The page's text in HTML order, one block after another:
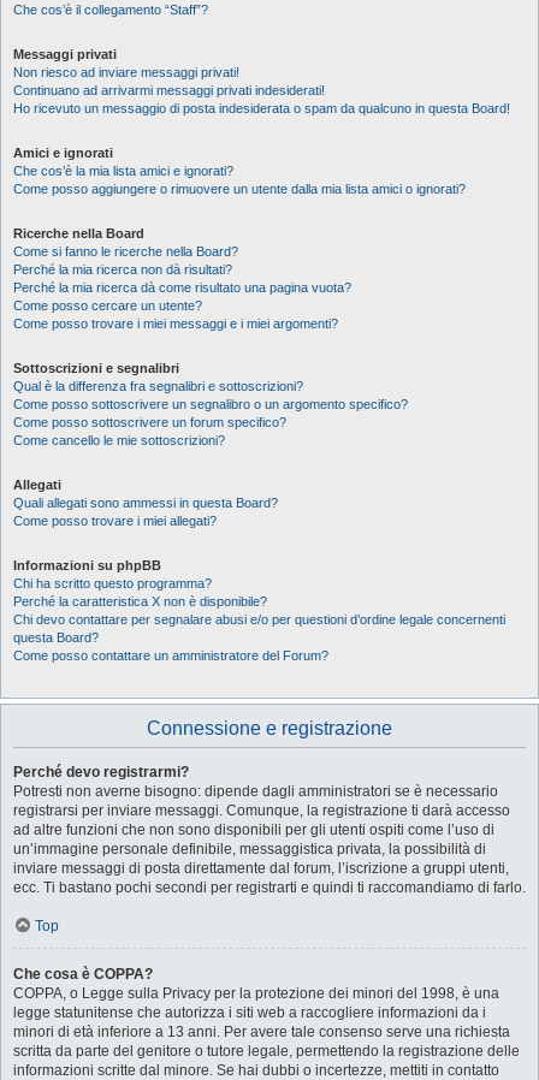
Che cos’è il collegamento “Staff”?
Messaggi privati
Non riesco ad inviare messaggi privati!
Continuano ad arrivarmi messaggi privati indesiderati!
Ho ricevuto un messaggio di posta indesiderata o spam da qualcuno in questa Board!
Amici e ignorati
Che cos’è la mia lista amici e ignorati?
Come posso aggiungere o rimuovere un utente dalla mia lista amici o ignorati?
Ricerche nella Board
Come si fanno le ricerche nella Board?
Perché la mia ricerca non dà risultati?
Perché la mia ricerca dà come risultato una pagina vuota?
Come posso cercare un utente?
Come posso trovare i miei messaggi e i miei argomenti?
Sottoscrizioni e segnalibri
Qual è la differenza fra segnalibri e sottoscrizioni?
Come posso sottoscrivere un segnalibro o un argomento specifico?
Come posso sottoscrivere un forum specifico?
Come cancello le mie sottoscrizioni?
Allegati
Quali allegati sono ammessi in questa Board?
Come posso trovare i miei allegati?
Informazioni su phpBB
Chi ha scritto questo programma?
Perché la caratteristica X non è disponibile?
Chi devo contattare per segnalare abusi e/o per questioni d’ordine legale concernenti
questa Board?
Come posso contattare un amministratore del Forum?
Connessione e registrazione
Perché devo registrarmi?
Potresti non averne bisogno: dipende dagli amministratori se è necessario
registrarsi per inviare messaggi. Comunque, la registrazione ti darà accesso
ad altre funzioni che non sono disponibili per gli utenti ospiti come l’uso di
un’immagine personale definibile, messaggistica privata, la possibilità di
inviare messaggi di posta direttamente dal forum, l’iscrizione a gruppi utenti,
ecc. Ti bastano pochi secondi per registrarti e quindi ti raccomandiamo di farlo.
Top
Che cosa è COPPA?
COPPA, o Legge sulla Privacy per la protezione dei minori del 1998, è una
legge statunitense che autorizza i siti web a raccogliere informazioni da i
minori di età inferiore a 13 anni. Per avere tale consenso serve una richiesta
scritta da parte del genitore o tutore legale, permettendo la registrazione delle
informazioni scritte dal minore. Se hai dubbi o incertezze, mettiti in contatto